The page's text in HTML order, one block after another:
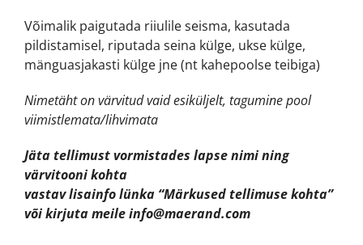
Võimalik paigutada riiulile seisma, kasutada
pildistamisel, riputada seina külge, ukse külge,
mänguasjakasti külge jne (nt kahepoolse teibiga)
Nimetäht on värvitud vaid esiküljelt, tagumine pool
viimistlemata/lihvimata
Jäta tellimust vormistades lapse nimi ning
värvitooni kohta
vastav lisainfo lünka “Märkused tellimuse kohta”
või kirjuta meile info@maerand.com